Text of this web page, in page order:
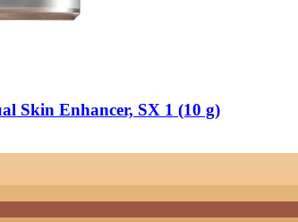
Skin Enhancer, SX 1 (10 g)